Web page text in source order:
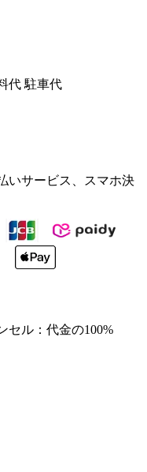
代 駐車代
いサービス、スマホ決
セル：代金の100%